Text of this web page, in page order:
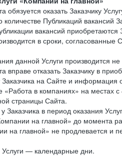
обязуется оказать Заказчику
Публикаций вакансий
вакансий приобретаются
в сроки,
данной Услуги производится
вправе отказать Заказчику в
на Сайте и информация
«Работа в компаниях» на
страницы Сайта.
Заказчика в период оказания
на главной» до момента
на главной» не продлевается и
— календарные дни.